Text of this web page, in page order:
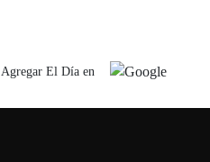
Agregar El Día en